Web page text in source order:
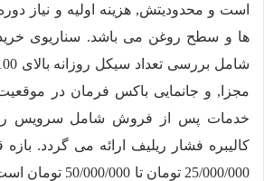
است و محدودیتش, هزینه اولیه و نیاز
ها و سطح روغن می باشد. سناریوی
مجزا, و جانمایی باکس فرمان در
خدمات پس از فروش شامل سرویس
کالیبره فشار ریلیف ارائه می گردد.
25/000/000 تومان تا 50/000/000 تومان